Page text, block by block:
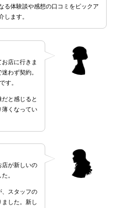
る体験談や感想の口コミをピックア
します。
店に行きま
わず契約。
す。
と感じると
薄くなってい
店が新しいの
。
、スタッフの
した。新し